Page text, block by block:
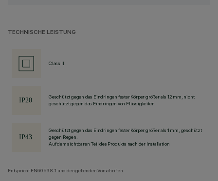
TECHNISCHE LEISTUNG
Class II
Geschützt gegen das Eindringen fester Körper größer als 12 mm, nicht
geschützt gegen das Eindringen von Flüssigkeiten.
Geschützt gegen das Eindringen fester Körper größer als 1 mm, geschützt
gegen Regen.
Auf dem sichtbaren Teil des Produkts nach der Installation
Entspricht EN60598-1 und den geltenden Vorschriften.